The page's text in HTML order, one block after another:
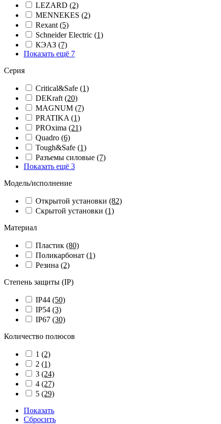
LEZARD (2)
MENNEKES (2)
Rexant (5)
Schneider Electric (1)
КЭАЗ (7)
Показать ещё 7
Серия
Critical&Safe (1)
DEKraft (20)
MAGNUM (7)
PRATIKA (1)
PROxima (21)
Quadro (6)
Tough&Safe (1)
Разъемы силовые (7)
Показать ещё 3
Модель/исполнение
Открытой установки (82)
Скрытой установки (1)
Материал
Пластик (80)
Поликарбонат (1)
Резина (2)
Степень защиты (IP)
IP44 (50)
IP54 (3)
IP67 (30)
Количество полюсов
1 (2)
2 (1)
3 (24)
4 (27)
5 (29)
Показать
Сбросить